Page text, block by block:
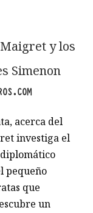
y los
Simenon
acerca del
investiga el
pequeño
que
un